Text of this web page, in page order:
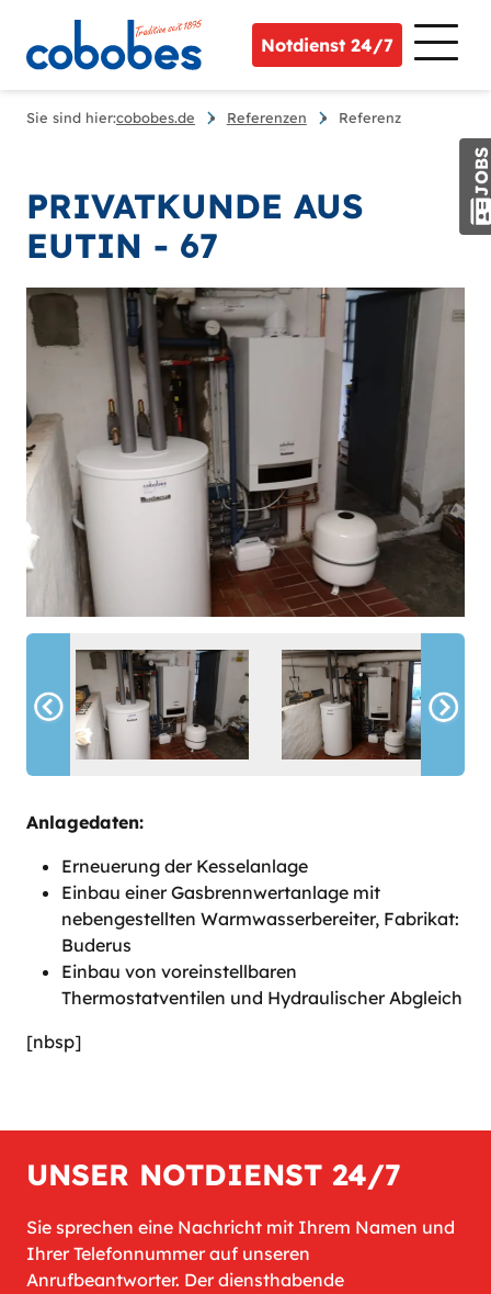
Notdienst 24/7
Sie sind hier:cobobes.de Referenzen Referenz
JOBS
PRIVATKUNDE AUS
EUTIN - 67
Anlagedaten:
Erneuerung der Kesselanlage
Einbau einer Gasbrennwertanlage mit
nebengestellten Warmwasserbereiter, Fabrikat:
Buderus
Einbau von voreinstellbaren
Thermostatventilen und Hydraulischer Abgleich
[nbsp]
UNSER NOTDIENST 24/7
Sie sprechen eine Nachricht mit Ihrem Namen und
Ihrer Telefonnummer auf unseren
Anrufbeantworter. Der diensthabende